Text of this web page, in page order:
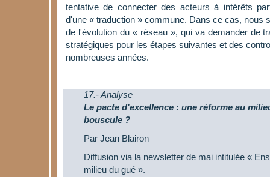
tentative de connecter des acteurs à intérêts
d'une « traduction » commune. Dans ce cas, nous
de l'évolution du « réseau », qui va demander de
stratégiques pour les étapes suivantes et des
nombreuses années.
17.- Analyse
Le pacte d'excellence : une réforme au
bouscule ?
Par Jean Blairon
Diffusion via la newsletter de mai intitulée «
milieu du gué ».